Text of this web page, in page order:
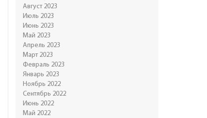
Август 2023
Июль 2023
Июнь 2023
Май 2023
Апрель 2023
Март 2023
Февраль 2023
Январь 2023
Ноябрь 2022
Сентябрь 2022
Июнь 2022
Май 2022